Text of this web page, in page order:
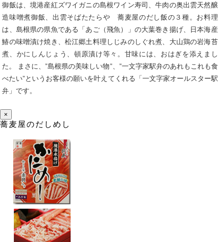
御飯は、境港産紅ズワイガニの島根ワイン寿司、牛肉の奥出雲天然醸
造味噌煮御飯、出雲そばたたらや 蕎麦屋のだし飯の３種。お料理
は、島根県の県魚である「あご（飛魚）」の大葉巻き揚げ、日本海産
鰆の味噌漬け焼き、松江郷土料理しじみのしぐれ煮、大山鶏の岩海苔
煮、かにしんじょう、頓原漬け等々。甘味には、おはぎを添えまし
た。 まさに、”島根県の美味しい物”、”一文字家駅弁のあれもこれも食
べたい”というお客様の願いを叶えてくれる「一文字家オールスター駅
弁」です。
×
蕎麦屋のだしめし